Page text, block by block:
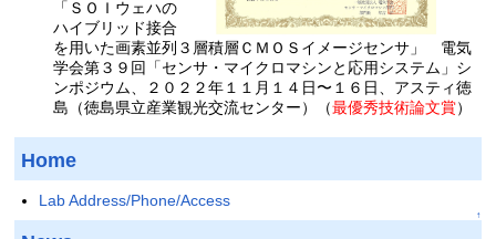
「ＳＯＩウェハの
ハイブリッド接合
を用いた画素並列３層積層ＣＭＯＳイメージセンサ」 電気
学会第３９回「センサ・マイクロマシンと応用システム」シ
ンポジウム、２０２２年１１月１４日〜１６日、アスティ徳
島（徳島県立産業観光交流センター）（最優秀技術論文賞）
Home
Lab Address/Phone/Access
↑